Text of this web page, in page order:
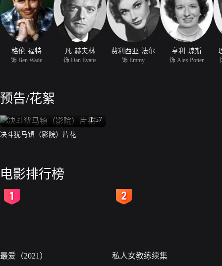
格伦·福特
饰 Ben Wade
凡·赫夫林
饰 Dan Evans
费利西亚·法尔
饰 Emmy
亨利·琼斯
饰 Alex Potter
预告/花絮
1:57
决斗犹马镇（影院）片花
电影排行榜
最爱（2021） 私人女教练续集